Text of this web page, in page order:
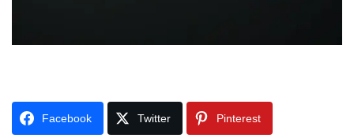
Facebook Twitter Pinterest